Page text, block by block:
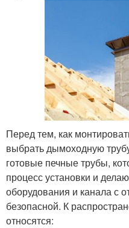
Перед тем, как
выбрать дымоходную
готовые печные трубы,
процесс установки и
оборудования и канала с
безопасной. К
относятся: